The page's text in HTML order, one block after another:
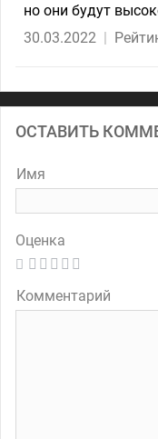
но они будут
30.03.2022 |
ОСТАВИТЬ
Имя
Оценка
Комментарий